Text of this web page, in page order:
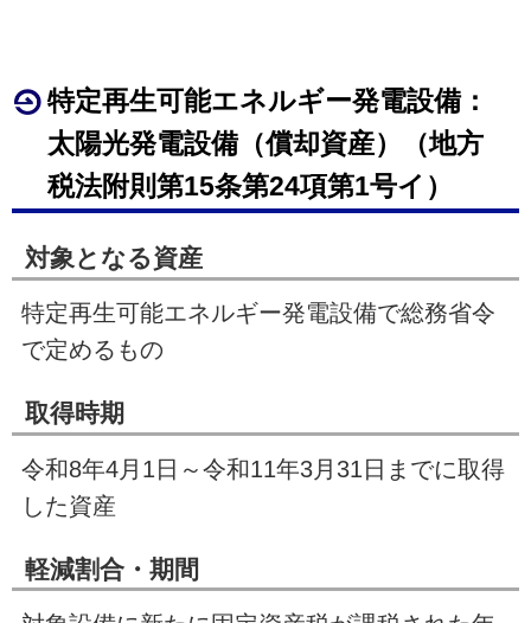
特定再生可能エネルギー発電設備：
太陽光発電設備（償却資産）（地方
税法附則第15条第24項第1号イ）
対象となる資産
特定再生可能エネルギー発電設備で総務省令
で定めるもの
取得時期
令和8年4月 1日～令和11年3月 31日までに取得
した資産
軽減割合・期間